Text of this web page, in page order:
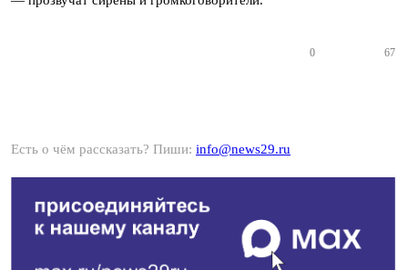
0 67
Есть о чём рассказать? Пиши: info@news29.ru